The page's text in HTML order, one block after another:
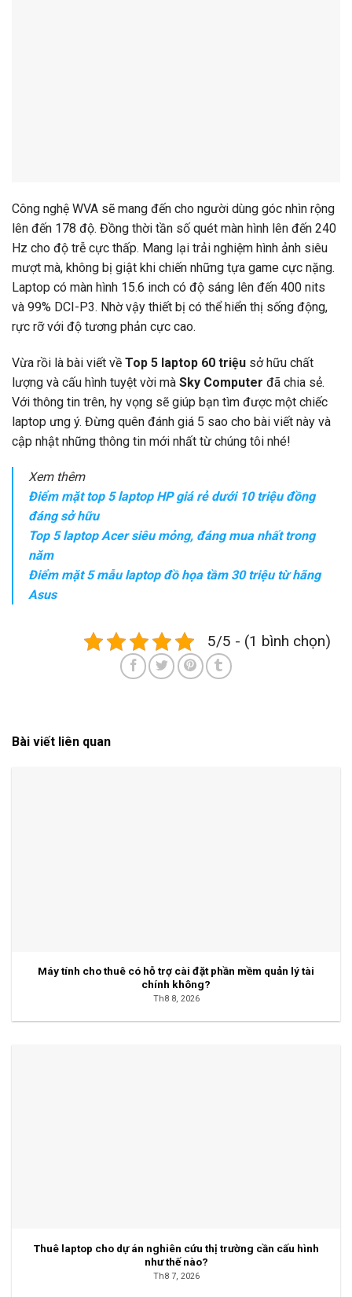
Công nghệ WVA sẽ mang đến cho người dùng góc nhìn rộng
lên đến 178 độ. Đồng thời tần số quét màn hình lên đến 240
Hz cho độ trễ cực thấp. Mang lại trải nghiệm hình ảnh siêu
mượt mà, không bị giật khi chiến những tựa game cực nặng.
Laptop có màn hình 15.6 inch có độ sáng lên đến 400 nits
và 99% DCI-P3. Nhờ vậy thiết bị có thể hiển thị sống động,
rực rỡ với độ tương phản cực cao.
Vừa rồi là bài viết về Top 5 laptop 60 triệu sở hữu chất
lượng và cấu hình tuyệt vời mà Sky Computer đã chia sẻ.
Với thông tin trên, hy vọng sẽ giúp bạn tìm được một chiếc
laptop ưng ý. Đừng quên đánh giá 5 sao cho bài viết này và
cập nhật những thông tin mới nhất từ chúng tôi nhé!
Xem thêm
Điểm mặt top 5 laptop HP giá rẻ dưới 10 triệu đồng
đáng sở hữu
Top 5 laptop Acer siêu mỏng, đáng mua nhất trong
năm
Điểm mặt 5 mẫu laptop đồ họa tầm 30 triệu từ hãng
Asus
5/5 - (1 bình chọn)
Bài viết liên quan
Máy tính cho thuê có hỗ trợ cài đặt phần mềm quản lý tài
chính không?
Th8 8, 2026
Thuê laptop cho dự án nghiên cứu thị trường cần cấu hình
như thế nào?
Th8 7, 2026